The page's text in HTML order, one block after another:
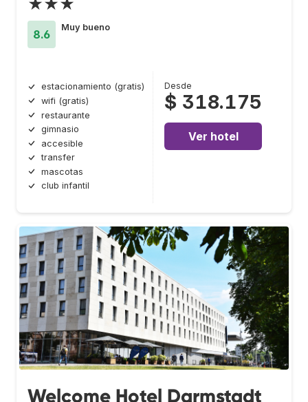
★★★
8.6
Muy bueno
estacionamiento (gratis)
wifi (gratis)
restaurante
gimnasio
accesible
transfer
mascotas
club infantil
Desde
$ 318.175
Ver hotel
Welcome Hotel Darmstadt